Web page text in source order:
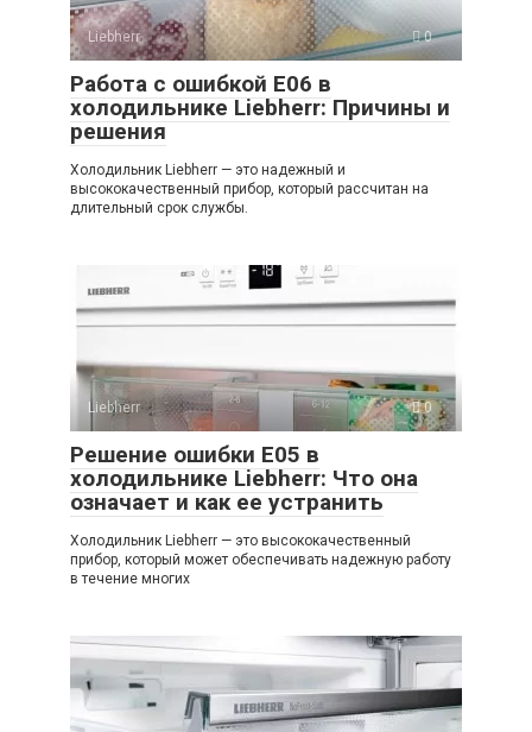
Liebherr 0
Работа с ошибкой E06 в
холодильнике Liebherr: Причины и
решения
Холодильник Liebherr — это надежный и
высококачественный прибор, который рассчитан на
длительный срок службы.
Liebherr 0
Решение ошибки E05 в
холодильнике Liebherr: Что она
означает и как ее устранить
Холодильник Liebherr — это высококачественный
прибор, который может обеспечивать надежную работу
в течение многих